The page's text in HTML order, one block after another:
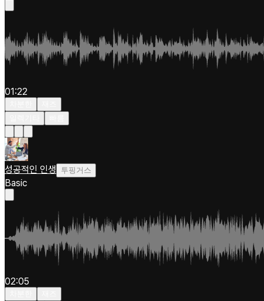
01:22
성공적인 인생 투핑거스
Basic
02:05